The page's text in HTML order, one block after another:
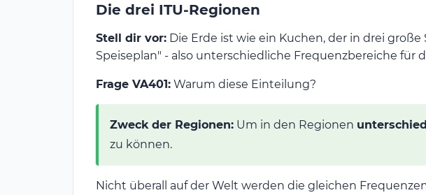
Die drei ITU-Regionen
Stell dir vor: Die Erde ist wie ein Kuchen, der in drei
Speiseplan" - also unterschiedliche Frequenzbereiche für
Frage VA401: Warum diese Einteilung?
Zweck der Regionen: Um in den Regionen
zu können.
Nicht überall auf der Welt werden die gleichen